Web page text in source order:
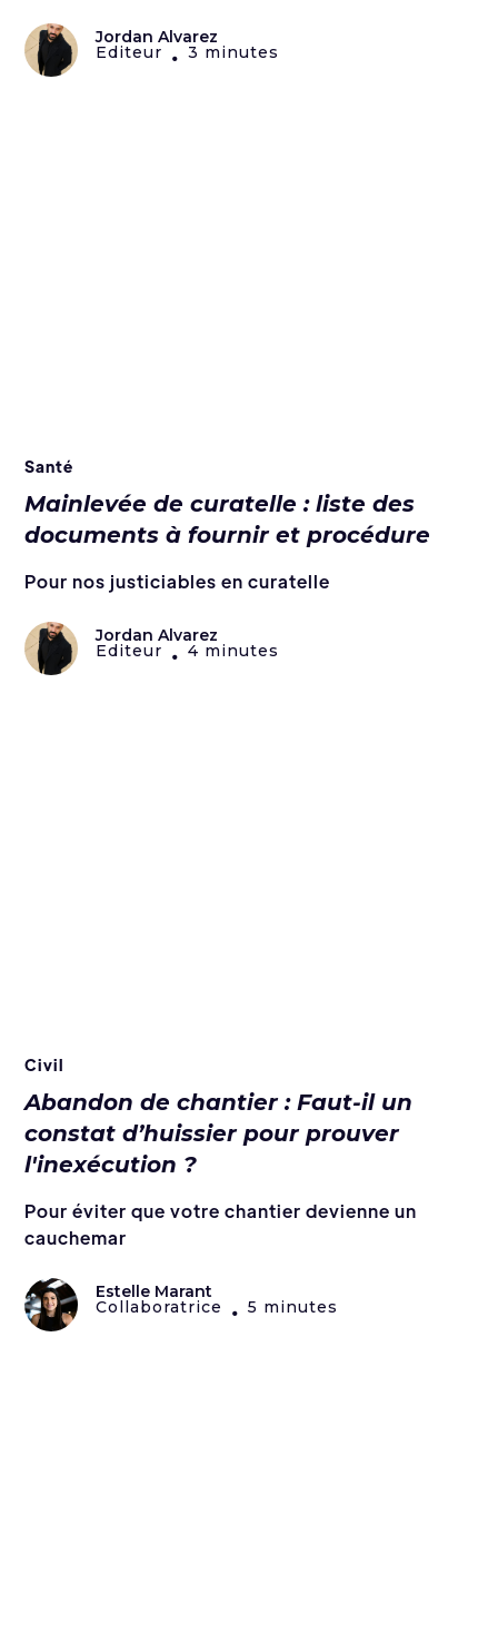
Jordan Alvarez
Editeur • 3 minutes
Santé
Mainlevée de curatelle : liste des
documents à fournir et procédure
Pour nos justiciables en curatelle
Jordan Alvarez
Editeur • 4 minutes
Civil
Abandon de chantier : Faut-il un
constat d’huissier pour prouver
l'inexécution ?
Pour éviter que votre chantier devienne un
cauchemar
Estelle Marant
Collaboratrice • 5 minutes